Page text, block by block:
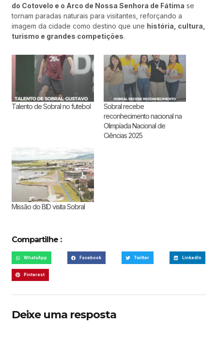
do Cotovelo e o Arco de Nossa Senhora de Fátima se
tornam paradas naturais para visitantes, reforçando a
imagem da cidade como destino que une história, cultura,
turismo e grandes competições.
Talento de Sobral no futebol
Sobral recebe
reconhecimento nacional na
Olimpíada Nacional de
Ciências 2025
Missão do BID visita Sobral
Compartilhe :
WhatsApp Facebook Twitter LinkedIn
Pinterest
Deixe uma resposta